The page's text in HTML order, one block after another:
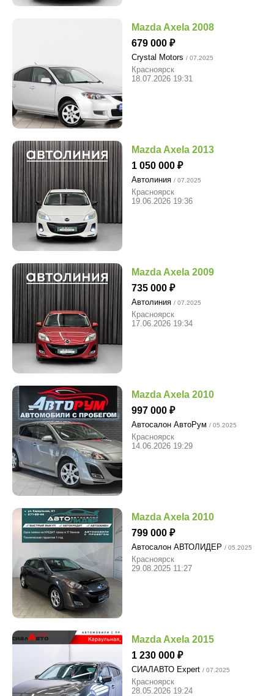
Mazda Axela 2008
679 000
Crystal Motors / 07.2025
Красноярск
18.07.2026 19:31
Mazda Axela 2013
1 050 000
Автолиния / 07.2025
Красноярск
19.06.2026 19:36
Mazda Axela 2009
735 000
Автолиния / 07.2025
Красноярск
17.06.2026 19:34
Mazda Axela 2010
997 000
Автосалон АвтоРум / 05.2025
Красноярск
14.06.2026 19:29
Mazda Axela 2010
799 000
Автосалон АВТОЛИДЕР / 05.2025
Красноярск
29.08.2025 11:27
Mazda Axela 2015
1 230 000
СИАЛАВТО Expert / 07.2025
Красноярск
28.05.2026 19:24